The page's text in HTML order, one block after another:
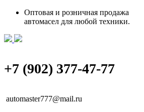
Оптовая и розничная продажа
автомасел для любой техники.
+7 (902) 377-47-77
automaster777@mail.ru